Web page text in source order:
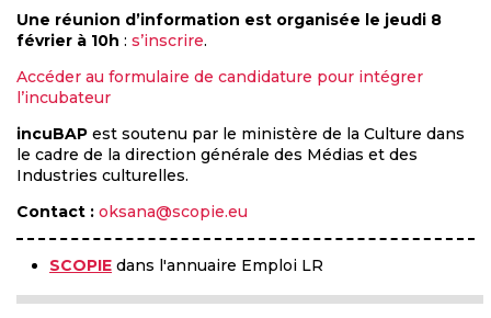
Une réunion d’information est organisée le jeudi 8
février à 10h : s’inscrire.
Accéder au formulaire de candidature pour intégrer
l’incubateur
incuBAP est soutenu par le ministère de la Culture dans
le cadre de la direction générale des Médias et des
Industries culturelles.
Contact : oksana@scopie.eu
SCOPIE dans l'annuaire Emploi LR